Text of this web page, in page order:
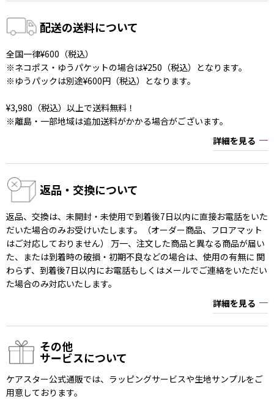
配送の送料について
全国一律¥600（税込）
※ネコポス・ゆうパケットの場合は¥250（税込）となります。
※ゆうパックは別途¥600円（税込）となります。
¥3,980（税込）以上で送料無料！
※離島・一部地域は追加送料がかかる場合がございます。
詳細を見る
返品・交換について
返品、交換は、未開封・未使用で到着後7日以内に直接お電話をいた
だいた場合のみお受けいたします。（オーダー商品、フロアマット
はご対応しておりません） 万一、注文した商品と異なる商品が届い
た、または到着時の破損・初期不良などの場合は、使用の有無に 関
わらず、到着後7日以内にお電話もしくはメールでご連絡をいただい
た場合のみ対応いたします。
詳細を見る
その他
サービスについて
ケアスター公式通販では、ラッピングサービスや生地サンプルをご
用意しております。